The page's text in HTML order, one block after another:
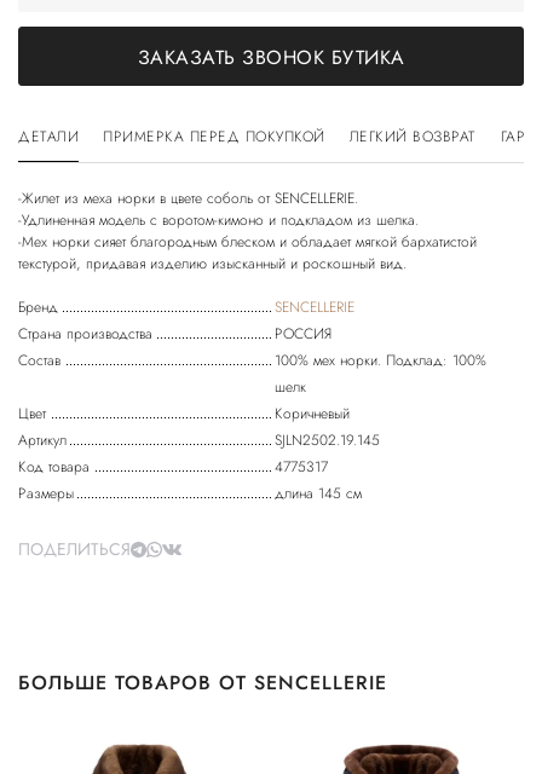
ЗАКАЗАТЬ ЗВОНОК БУТИКА
ДЕТАЛИ ПРИМЕРКА ПЕРЕД ПОКУПКОЙ ЛЕГКИЙ ВОЗВРАТ
-Жилет из меха норки в цвете соболь от SENCELLERIE.
-Удлиненная модель с воротом-кимоно и подкладом из шелка.
-Мех норки сияет благородным блеском и обладает мягкой бархатистой
Бренд
SENCELLERIE
Страна производства
РОССИЯ
Состав
100% мех норки. Подклад: 100%
шелк
Цвет
Коричневый
Артикул
SJLN2502.19.145
Код товара
4775317
Размеры
длина 145 см
ПОДЕЛИТЬСЯ
БОЛЬШЕ ТОВАРОВ ОТ SENCELLERIE